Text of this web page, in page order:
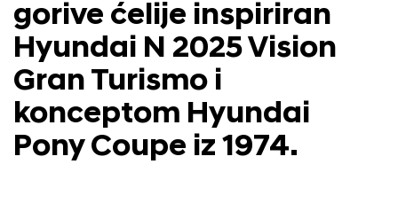
gorive ćelije inspiriran
Hyundai N 2025 Vision
Gran Turismo i
konceptom Hyundai
Pony Coupe iz 1974.